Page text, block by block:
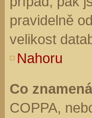
pravidelně
velikost
Nahoru
Co
COPPA,